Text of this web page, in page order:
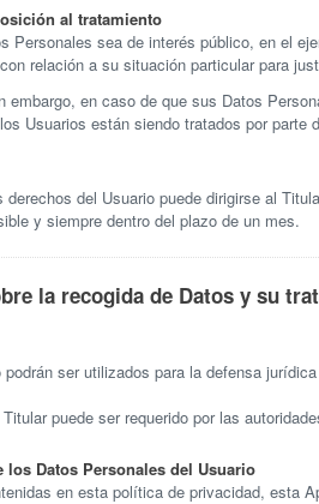
al tratamiento
Personales sea de interés público, en el
relación a su situación particular para
embargo, en caso de que sus Datos
Usuarios están siendo tratados por
derechos del Usuario puede dirigirse al
y siempre dentro del plazo de un mes.
la recogida de Datos y su
ser utilizados para la defensa
puede ser requerido por las
Datos Personales del Usuario
en esta política de privacidad, esta